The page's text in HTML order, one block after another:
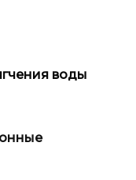
воды